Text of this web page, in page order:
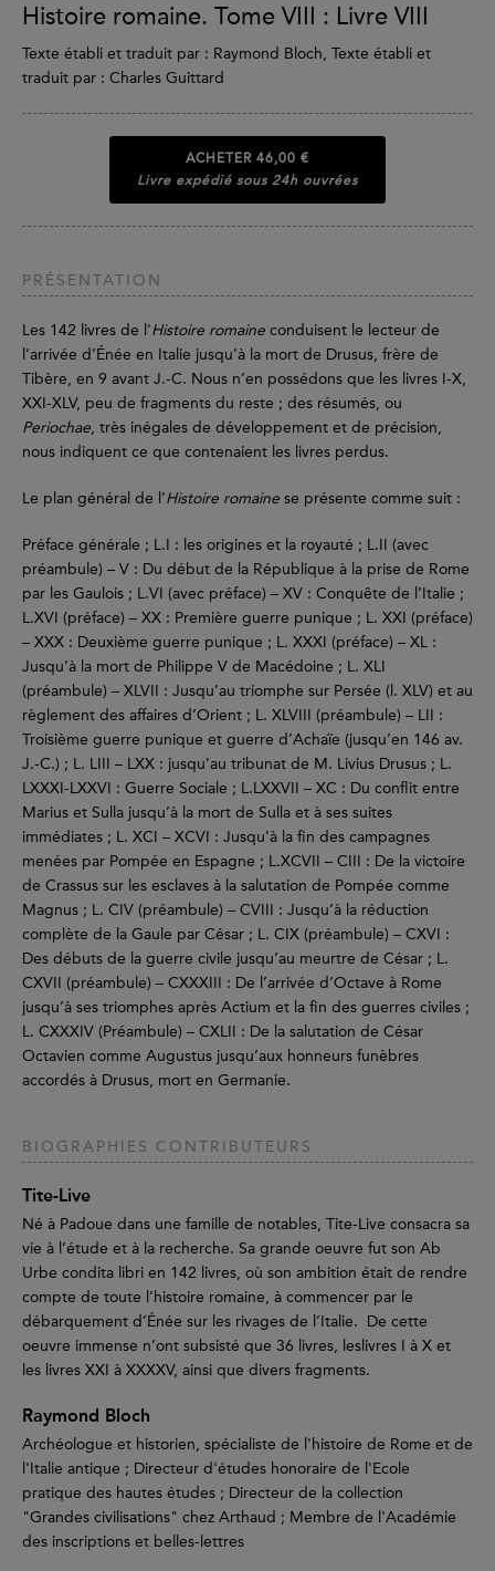
Histoire romaine. Tome VIII : Livre VIII
Texte établi et traduit par : Raymond Bloch, Texte établi et
traduit par : Charles Guittard
ACHETER 46,00 €
Livre expédié sous 24h ouvrées
PRÉSENTATION
Les 142 livres de l'Histoire romaine conduisent le lecteur de
l’arrivée d’Énée en Italie jusqu’à la mort de Drusus, frère de
Tibère, en 9 avant J.-C. Nous n’en possédons que les livres I-X,
XXI-XLV, peu de fragments du reste ; des résumés, ou
Periochae, très inégales de développement et de précision,
nous indiquent ce que contenaient les livres perdus.
Le plan général de l’Histoire romaine se présente comme suit :
Préface générale ; L.I : les origines et la royauté ; L.II (avec
préambule) – V : Du début de la République à la prise de Rome
par les Gaulois ; L.VI (avec préface) – XV : Conquête de l’Italie ;
L.XVI (préface) – XX : Première guerre punique ; L. XXI (préface)
– XXX : Deuxième guerre punique ; L. XXXI (préface) – XL :
Jusqu’à la mort de Philippe V de Macédoine ; L. XLI
(préambule) – XLVII : Jusqu’au triomphe sur Persée (l. XLV) et au
règlement des affaires d’Orient ; L. XLVIII (préambule) – LII :
Troisième guerre punique et guerre d’Achaïe (jusqu’en 146 av.
J.-C.) ; L. LIII – LXX : jusqu’au tribunat de M. Livius Drusus ; L.
LXXXI-LXXVI : Guerre Sociale ; L.LXXVII – XC : Du conflit entre
Marius et Sulla jusqu’à la mort de Sulla et à ses suites
immédiates ; L. XCI – XCVI : Jusqu’à la fin des campagnes
menées par Pompée en Espagne ; L.XCVII – CIII : De la victoire
de Crassus sur les esclaves à la salutation de Pompée comme
Magnus ; L. CIV (préambule) – CVIII : Jusqu’à la réduction
complète de la Gaule par César ; L. CIX (préambule) – CXVI :
Des débuts de la guerre civile jusqu’au meurtre de César ; L.
CXVII (préambule) – CXXXIII : De l’arrivée d’Octave à Rome
jusqu’à ses triomphes après Actium et la fin des guerres civiles ;
L. CXXXIV (Préambule) – CXLII : De la salutation de César
Octavien comme Augustus jusqu’aux honneurs funèbres
accordés à Drusus, mort en Germanie.
BIOGRAPHIES CONTRIBUTEURS
Tite-Live
Né à Padoue dans une famille de notables, Tite-Live consacra sa
vie à l’étude et à la recherche. Sa grande oeuvre fut son Ab
Urbe condita libri en 142 livres, où son ambition était de rendre
compte de toute l’histoire romaine, à commencer par le
débarquement d’Énée sur les rivages de l’Italie. De cette
oeuvre immense n’ont subsisté que 36 livres, leslivres I à X et
les livres XXI à XXXXV, ainsi que divers fragments.
Raymond Bloch
Archéologue et historien, spécialiste de l'histoire de Rome et de
l'Italie antique ; Directeur d'études honoraire de l'Ecole
pratique des hautes études ; Directeur de la collection
"Grandes civilisations" chez Arthaud ; Membre de l'Académie
des inscriptions et belles-lettres